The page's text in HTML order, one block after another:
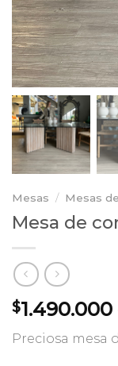
Mesas / Mesas
Mesa de
$1.490.000
Preciosa mesa